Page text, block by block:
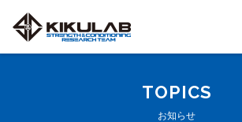
TOPICS
お知らせ